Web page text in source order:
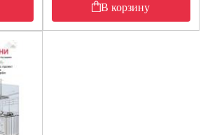
В корзину